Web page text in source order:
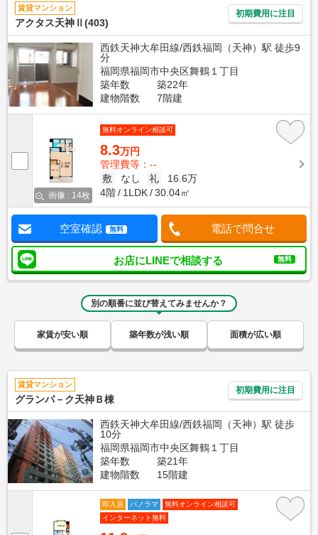
賃貸マンション
アクタス天神Ⅱ(403)
初期費用に注目
西鉄天神大牟田線/西鉄福岡（天神）駅 徒歩9
分
福岡県福岡市中央区舞鶴１丁目
築年数
築22年
建物階数
7階建
画像 : 14枚
無料オンライン相談可
8.3万円
管理費等：--
敷
なし 礼
16.6万
4階
1LDK 30.04㎡
空室確認 無料 電話で問合せ
お店にLINEで相談する 無料
別の順番に並び替えてみませんか？
家賃が安い順 築年数が浅い順 面積が広い順
賃貸マンション
グランパ－ク天神Ｂ棟
初期費用に注目
西鉄天神大牟田線/西鉄福岡（天神）駅 徒歩
10分
福岡県福岡市中央区舞鶴１丁目
築年数
築21年
建物階数
15階建
即入居 パノラマ
無料オンライン相談可
インターネット無料